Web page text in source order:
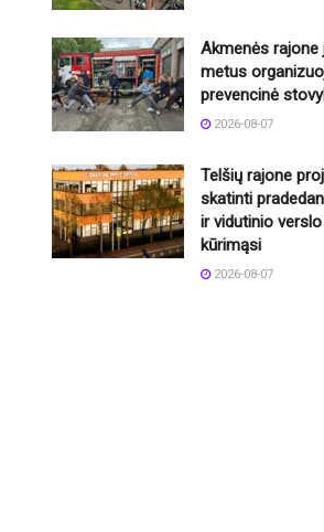
Akmenės rajone
metus
prevencinė
2026-08-07
Telšių rajone
skatinti
ir vidutinio
kūrimąsi
2026-08-07